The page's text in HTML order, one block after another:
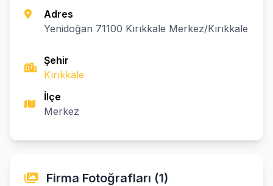
Adres
Yenidoğan 71100 Kırıkkale Merkez/Kırıkkale
Şehir
Kırıkkale
İlçe
Merkez
Firma Fotoğrafları (1)